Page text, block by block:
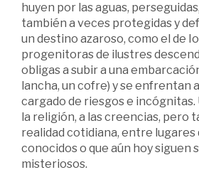
huyen por las aguas,
también a veces protegidas y
un destino azaroso, como el de
progenitoras de ilustres
obligas a subir a una
lancha, un cofre) y se enfrentan
cargado de riesgos e incógnitas.
la religión, a las creencias, pero
realidad cotidiana, entre lugares
conocidos o que aún hoy siguen
misteriosos.